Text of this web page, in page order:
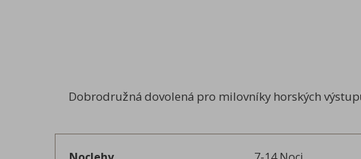
Dobrodružná dovolená pro milovníky horských